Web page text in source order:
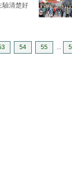
驗清楚好
54 55 ...